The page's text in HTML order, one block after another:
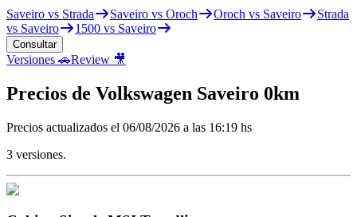
Saveiro vs Strada Saveiro vs Oroch Oroch vs Saveiro
Strada
vs Saveiro
1500 vs Saveiro
Consultar
Versiones 🚗Review 🎥
Precios de Volkswagen Saveiro 0km
Precios actualizados el 06/08/2026 a las 16:19 hs
3 versiones.